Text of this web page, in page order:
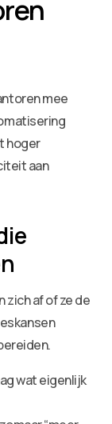
mee
hoger
aan
af of ze de
wat eigenlijk